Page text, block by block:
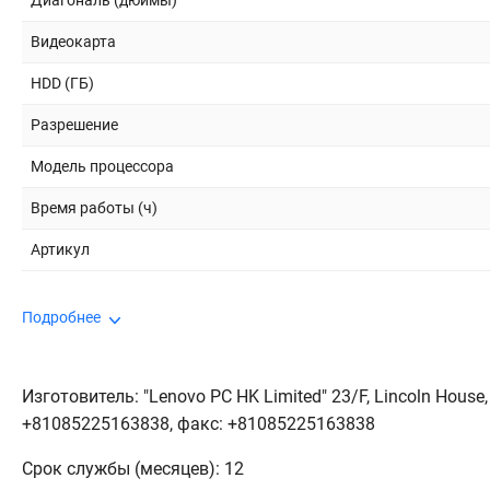
Видеокарта
HDD (ГБ)
Разрешение
Модель процессора
Время работы (ч)
Артикул
Подробнее
Изготовитель: "Lenovo PC HK Limited" 23/F, Lincoln
+81085225163838, факс: +81085225163838
Срок службы (месяцев): 12